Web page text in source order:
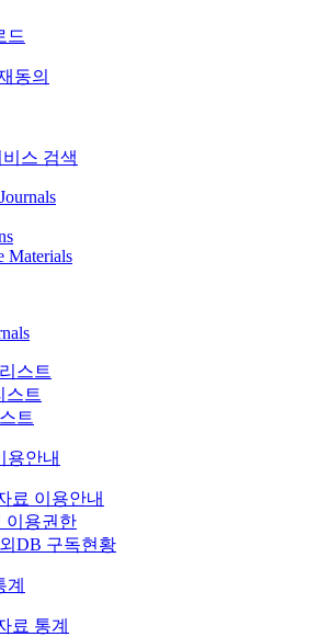
드
동의
스 검색
Materials
스트
스트
트
용안내
료 이용안내
이용권한
DB 구독현황
료 통계